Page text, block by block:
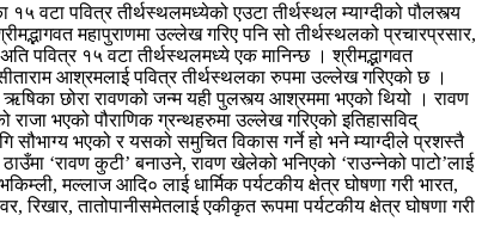
१५ वटा पवित्र तीर्थस्थलमध्येको एउटा तीर्थस्थल म्याग्दीको पौलस्त्य
महापुराणमा उल्लेख गरिए पनि सो तीर्थस्थलको प्रचारप्रसार,
पवित्र १५ वटा तीर्थस्थलमध्ये एक मानिन्छ । श्रीमद्भागवत
आश्रमलाई पवित्र तीर्थस्थलका रुपमा उल्लेख गरिएको छ ।
छोरा रावणको जन्म यही पुलस्त्य आश्रममा भएको थियो । रावण
भएको पौराणिक ग्रन्थहरुमा उल्लेख गरिएको इतिहासविद्
सौभाग्य भएको र यसको समुचित विकास गर्ने हो भने म्याग्दीले प्रशस्तै
‘रावण कुटी’ बनाउने, रावण खेलेको भनिएको ‘राउन्नेको पाटो’लाई
मल्लाज आदि० लाई धार्मिक पर्यटकीय क्षेत्र घोषणा गरी भारत,
तातोपानीसमेतलाई एकीकृत रूपमा पर्यटकीय क्षेत्र घोषणा गरी